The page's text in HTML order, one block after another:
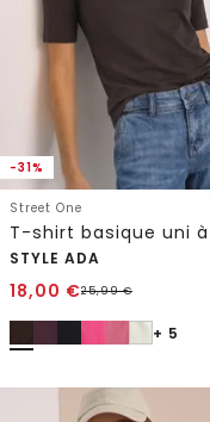
-31%
Street One
STYLE ADA
18,00 €25,99€
+ 5